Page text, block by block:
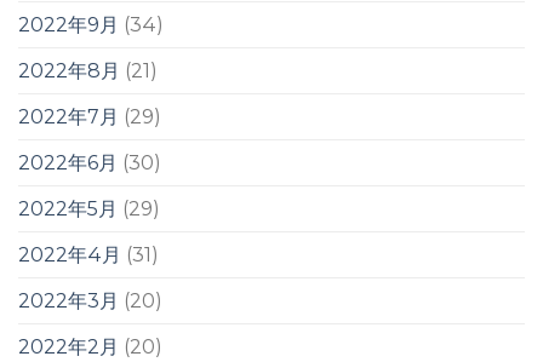
2022年9月 (34)
2022年8月 (21)
2022年7月 (29)
2022年6月 (30)
2022年5月 (29)
2022年4月 (31)
2022年3月 (20)
2022年2月 (20)